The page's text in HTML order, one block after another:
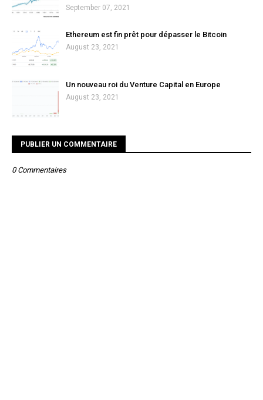
September 07, 2021
Ethereum est fin prêt pour dépasser le Bitcoin
August 23, 2021
Un nouveau roi du Venture Capital en Europe
August 23, 2021
PUBLIER UN COMMENTAIRE
0 Commentaires